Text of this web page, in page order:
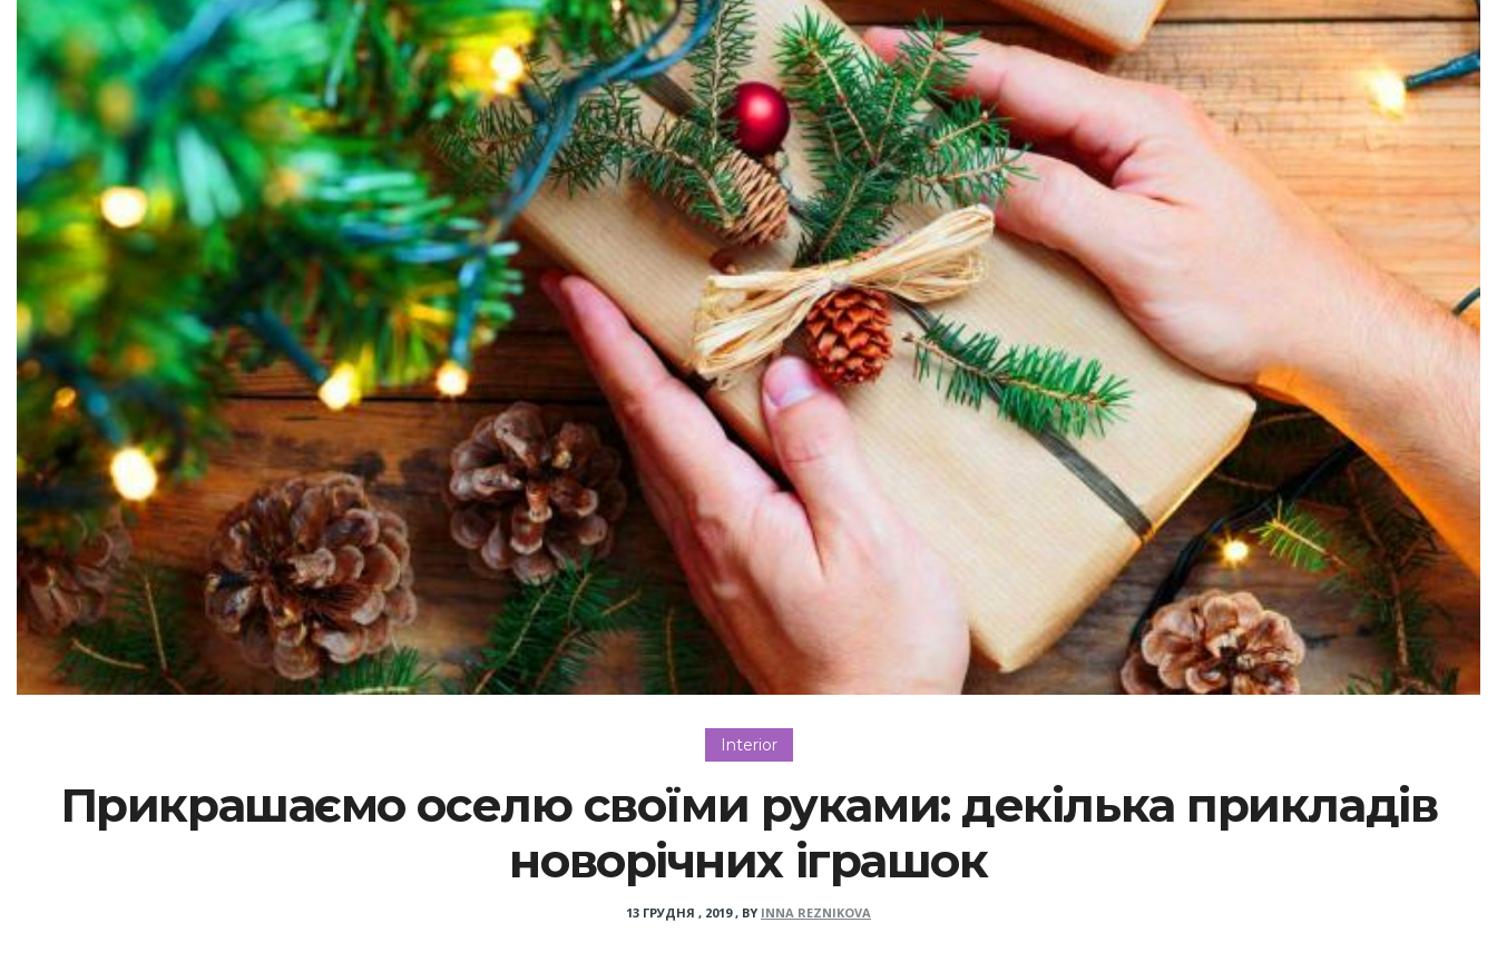
Interior
Прикрашаємо оселю своїми руками: декілька прикладів
новорічних іграшок
13 ГРУДНЯ , 2019, BY INNA REZNIKOVA